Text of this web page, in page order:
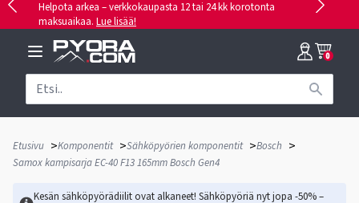
Helpota arkea – verkkokaupasta 12 tai 24 kk korotonta
maksuaikaa. Lue lisää!
0
Etusivu >Komponentit >Sähköpyörien komponentit >Bosch >
Samox kampisarja EC-40 F13 165mm Bosch Gen4
Kesän sähköpyörädiilit ovat alkaneet! Sähköpyöriä nyt jopa -50% –